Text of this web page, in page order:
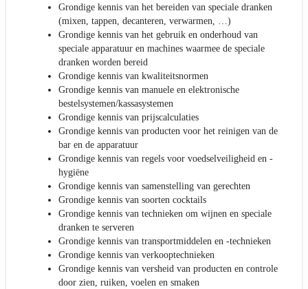
Grondige kennis van het bereiden van speciale dranken
(mixen, tappen, decanteren, verwarmen, …)
Grondige kennis van het gebruik en onderhoud van
speciale apparatuur en machines waarmee de speciale
dranken worden bereid
Grondige kennis van kwaliteitsnormen
Grondige kennis van manuele en elektronische
bestelsystemen/kassasystemen
Grondige kennis van prijscalculaties
Grondige kennis van producten voor het reinigen van de
bar en de apparatuur
Grondige kennis van regels voor voedselveiligheid en -
hygiëne
Grondige kennis van samenstelling van gerechten
Grondige kennis van soorten cocktails
Grondige kennis van technieken om wijnen en speciale
dranken te serveren
Grondige kennis van transportmiddelen en -technieken
Grondige kennis van verkooptechnieken
Grondige kennis van versheid van producten en controle
door zien, ruiken, voelen en smaken